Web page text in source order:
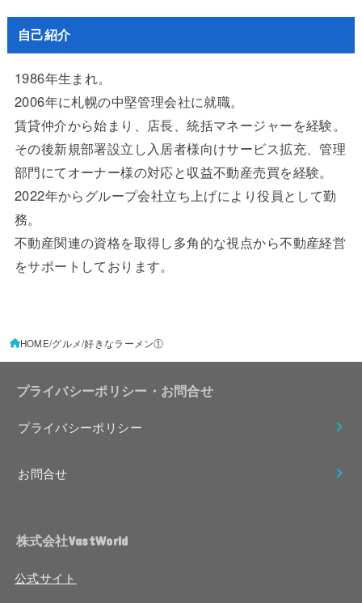
自己紹介
1986年生まれ。
2006年に札幌の中堅管理会社に就職。
賃貸仲介から始まり、店長、統括マネージャーを経験。
その後新規部署設立し入居者様向けサービス拡充、管理
部門にてオーナー様の対応と収益不動産売買を経験。
2022年からグループ会社立ち上げにより役員として勤
務。
不動産関連の資格を取得し多角的な視点から不動産経営
をサポートしております。
HOME グルメ 好きなラーメン①
プライバシーポリシー・お問合せ
プライバシーポリシー
お問合せ
株式会社VastWorld
公式サイト